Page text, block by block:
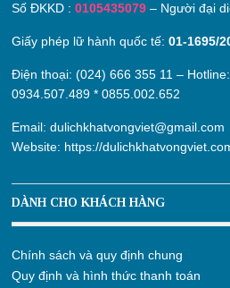
Số ĐKKD :0105435079 – Người đại
Giấy phép lữ hành quốc tế:01-1695/
Điện thoại: (024) 666 355 11 –
0934.507.489 *0855.002.652
Email:dulichkhatvongviet@gmail.com
Website: https://
DÀNH CHO KHÁCH HÀNG
Chính sách và quy định chung
Quy định và hình thức thanh toán